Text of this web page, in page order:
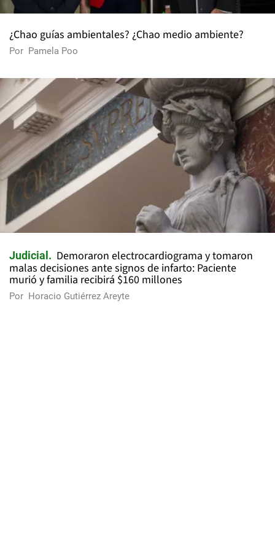
¿Chao guías ambientales? ¿Chao medio ambiente?
Por Pamela Poo
Judicial
Demoraron electrocardiograma y tomaron
malas decisiones ante signos de infarto: Paciente
murió y familia recibirá $160 millones
Por Horacio Gutiérrez Areyte